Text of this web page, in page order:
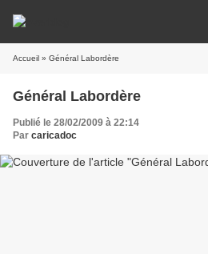
Accueil » Général Labordère
Général Labordère
Publié le 28/02/2009 à 22:14
Par caricadoc